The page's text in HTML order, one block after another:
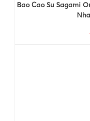
Bao Cao Su Sagami